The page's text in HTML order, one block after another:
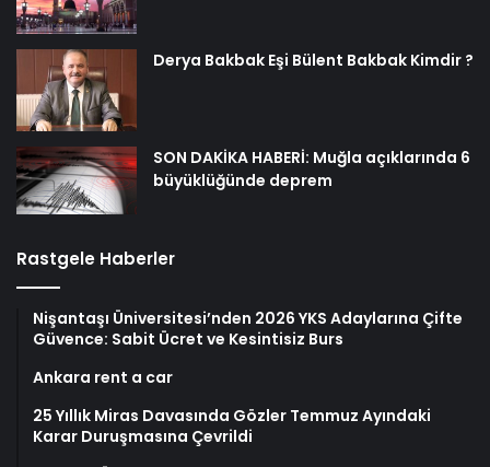
Derya Bakbak Eşi Bülent Bakbak Kimdir ?
SON DAKİKA HABERİ: Muğla açıklarında 6
büyüklüğünde deprem
Rastgele Haberler
Nişantaşı Üniversitesi’nden 2026 YKS Adaylarına Çifte
Güvence: Sabit Ücret ve Kesintisiz Burs
Ankara rent a car
25 Yıllık Miras Davasında Gözler Temmuz Ayındaki
Karar Duruşmasına Çevrildi